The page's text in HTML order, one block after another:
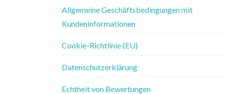
Allgemeine Geschäftsbedingungen mit
Kundeninformationen
Cookie-Richtlinie (EU)
Datenschutzerklärung
Echtheit von Bewertungen